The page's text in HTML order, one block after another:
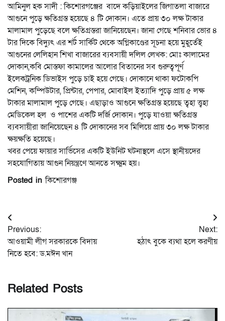
আমিনুল হক সাদী : কিশোরগঞ্জের বাদে কড়িয়াইলের জিগাতলা বাজারে
আগুনে পুড়ে ক্ষতিগ্রস্ত হয়েছে ৪ টি দোকান। এতে প্রায় ৩০ লক্ষ টাকার
মালামাল পুড়েছে বলে ক্ষতিগ্রস্তরা জানিয়েছেন। জানা গেছে শনিবার ভোর ৪
টার দিকে বিদ্যুৎ এর শর্ট সার্কিট থেকে অগ্নিকাণ্ডের সূচনা হয়ে মুহূর্তেই
আগুনের লেলিহান শিখা বাজারের ব্যবসায়ী দলিল লেখক: মোঃ কালামের
দোকান,কবি মোস্তফা কামালের আলোর বিতানের সব গুরুত্বপূর্ণ
ইলেকট্রনিক ডিভাইস পুড়ে চাই হয়ে গেছে। দোকানে থাকা ফটোকপি
মেশিন, কম্পিউটার, প্রিন্টার, পেপার, মোবাইল ইত্যাদি পুড়ে প্রায় ৫ লক্ষ
টাকার মালামাল পুড়ে গেছে। এছাড়াও আগুনে ক্ষতিগ্রস্ত হয়েছে ত্বহা ত্ত্বহা
মেডিকেল হল ও পাশের একটি দর্জি দোকান। পুড়ে যাওয়া ক্ষতিগ্রস্ত
ব্যবসায়ীরা জানিয়েছেন ৪ টি দোকানের সব মিলিয়ে প্রায় ৩০ লক্ষ টাকার
ক্ষয়ক্ষতি হয়েছে।
খবর পেয়ে ফায়ার সার্ভিসের একটি ইউনিট ঘটনাস্থলে এসে স্থানীয়দের
সহযোগিতায় আগুন নিয়ন্ত্রণে আনতে সক্ষ্মম হয়।
Posted inকিশোরগঞ্জ
Post
navigation
Previous:
আওয়ামী লীগ সরকারকে বিদায়
নিতে হবে: ড.মঈন খান
Next:
হঠাৎ বুকে ব্যথা হলে করণীয়
Related Posts